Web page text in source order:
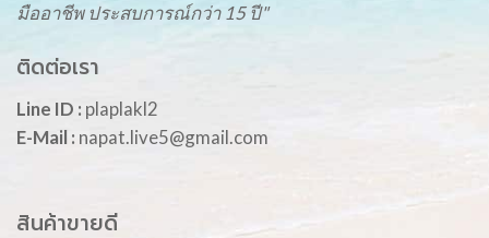
มืออาชีพ ประสบการณ์กว่า 15 ปี"
ติดต่อเรา
Line ID : plaplakl2
E-Mail : napat.live5@gmail.com
สินค้าขายดี